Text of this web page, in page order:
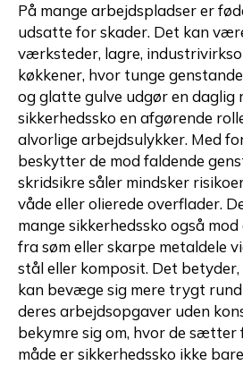
På mange arbejdspladser er
udsatte for skader. Det kan
værksteder, lagre,
køkkener, hvor tunge
og glatte gulve udgør en daglig
sikkerhedssko en afgørende
alvorlige arbejdsulykker. Med
beskytter de mod faldende
skridsikre såler mindsker
våde eller olierede overflader.
mange sikkerhedssko også
fra søm eller skarpe metaldele
stål eller komposit. Det
kan bevæge sig mere trygt
deres arbejdsopgaver uden
bekymre sig om, hvor de sætter
måde er sikkerhedssko ikke